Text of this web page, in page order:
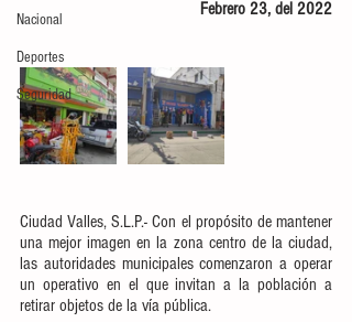
Nacional
Deportes
Seguridad
Febrero 23, del 2022
Ciudad Valles, S.L.P.- Con el propósito de mantener
una mejor imagen en la zona centro de la ciudad,
las autoridades municipales comenzaron a operar
un operativo en el que invitan a la población a
retirar objetos de la vía pública.